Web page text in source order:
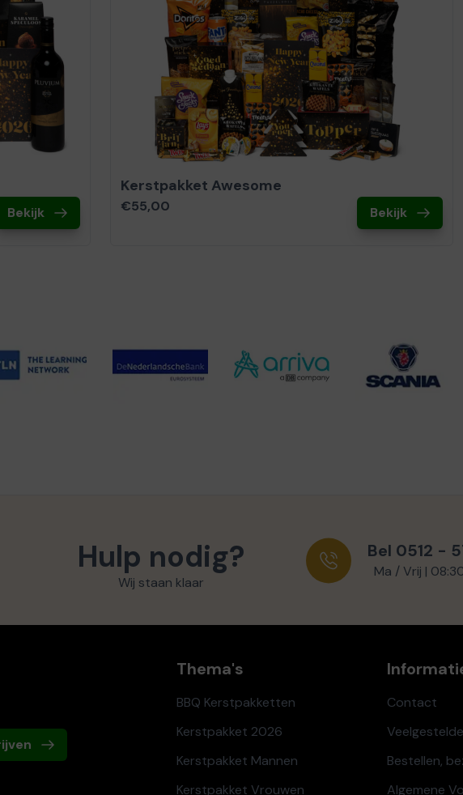
Bekijk
Kerstpakket Awesome
€55,00 Bekijk
Hulp nodig?
Wij staan klaar
Bel 0512 -
Ma / Vrij |
Thema's
BBQ Kerstpakketten
Kerstpakket 2026
Kerstpakket Mannen
Kerstpakket Vrouwen
Contact
Bestellen,
Algemene